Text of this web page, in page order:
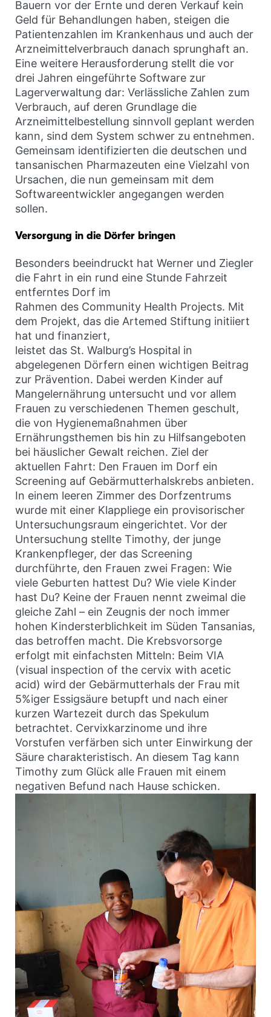
Bauern vor der Ernte und deren Verkauf kein
Geld für Behandlungen haben, steigen die
Patientenzahlen im Krankenhaus und auch der
Arzneimittelverbrauch danach sprunghaft an.
Eine weitere Herausforderung stellt die vor
drei Jahren eingeführte Software zur
Lagerverwaltung dar: Verlässliche Zahlen zum
Verbrauch, auf deren Grundlage die
Arzneimittelbestellung sinnvoll geplant werden
kann, sind dem System schwer zu entnehmen.
Gemeinsam identifizierten die deutschen und
tansanischen Pharmazeuten eine Vielzahl von
Ursachen, die nun gemeinsam mit dem
Softwareentwickler angegangen werden
sollen.
Versorgung in die Dörfer bringen
Besonders beeindruckt hat Werner und Ziegler
die Fahrt in ein rund eine Stunde Fahrzeit
entferntes Dorf im
Rahmen des Community Health Projects. Mit
dem Projekt, das die Artemed Stiftung initiiert
hat und finanziert,
leistet das St. Walburg’s Hospital in
abgelegenen Dörfern einen wichtigen Beitrag
zur Prävention. Dabei werden Kinder auf
Mangelernährung untersucht und vor allem
Frauen zu verschiedenen Themen geschult,
die von Hygienemaßnahmen über
Ernährungsthemen bis hin zu Hilfsangeboten
bei häuslicher Gewalt reichen. Ziel der
aktuellen Fahrt: Den Frauen im Dorf ein
Screening auf Gebärmutterhalskrebs anbieten.
In einem leeren Zimmer des Dorfzentrums
wurde mit einer Klappliege ein provisorischer
Untersuchungsraum eingerichtet. Vor der
Untersuchung stellte Timothy, der junge
Krankenpfleger, der das Screening
durchführte, den Frauen zwei Fragen: Wie
viele Geburten hattest Du? Wie viele Kinder
hast Du? Keine der Frauen nennt zweimal die
gleiche Zahl – ein Zeugnis der noch immer
hohen Kindersterblichkeit im Süden Tansanias,
das betroffen macht. Die Krebsvorsorge
erfolgt mit einfachsten Mitteln: Beim VIA
(visual inspection of the cervix with acetic
acid) wird der Gebärmutterhals der Frau mit
5%iger Essigsäure betupft und nach einer
kurzen Wartezeit durch das Spekulum
betrachtet. Cervixkarzinome und ihre
Vorstufen verfärben sich unter Einwirkung der
Säure charakteristisch. An diesem Tag kann
Timothy zum Glück alle Frauen mit einem
negativen Befund nach Hause schicken.